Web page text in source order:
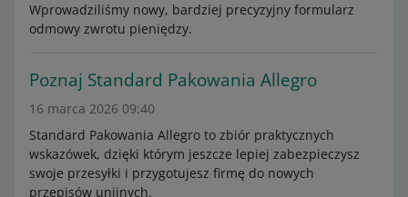
Wprowadziliśmy nowy, bardziej precyzyjny formularz
odmowy zwrotu pieniędzy.
Poznaj Standard Pakowania Allegro
16 marca 2026 09:40
Standard Pakowania Allegro to zbiór praktycznych
wskazówek, dzięki którym jeszcze lepiej zabezpieczysz
swoje przesyłki i przygotujesz firmę do nowych
przepisów unijnych.